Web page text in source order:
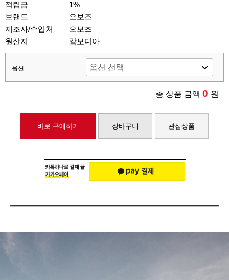
적립금
1%
브랜드
오보즈
제조사/수입처
오보즈
원산지
캄보디아
옵션
총 상품 금액 0 원
바로 구매하기 장바구니 관심상품